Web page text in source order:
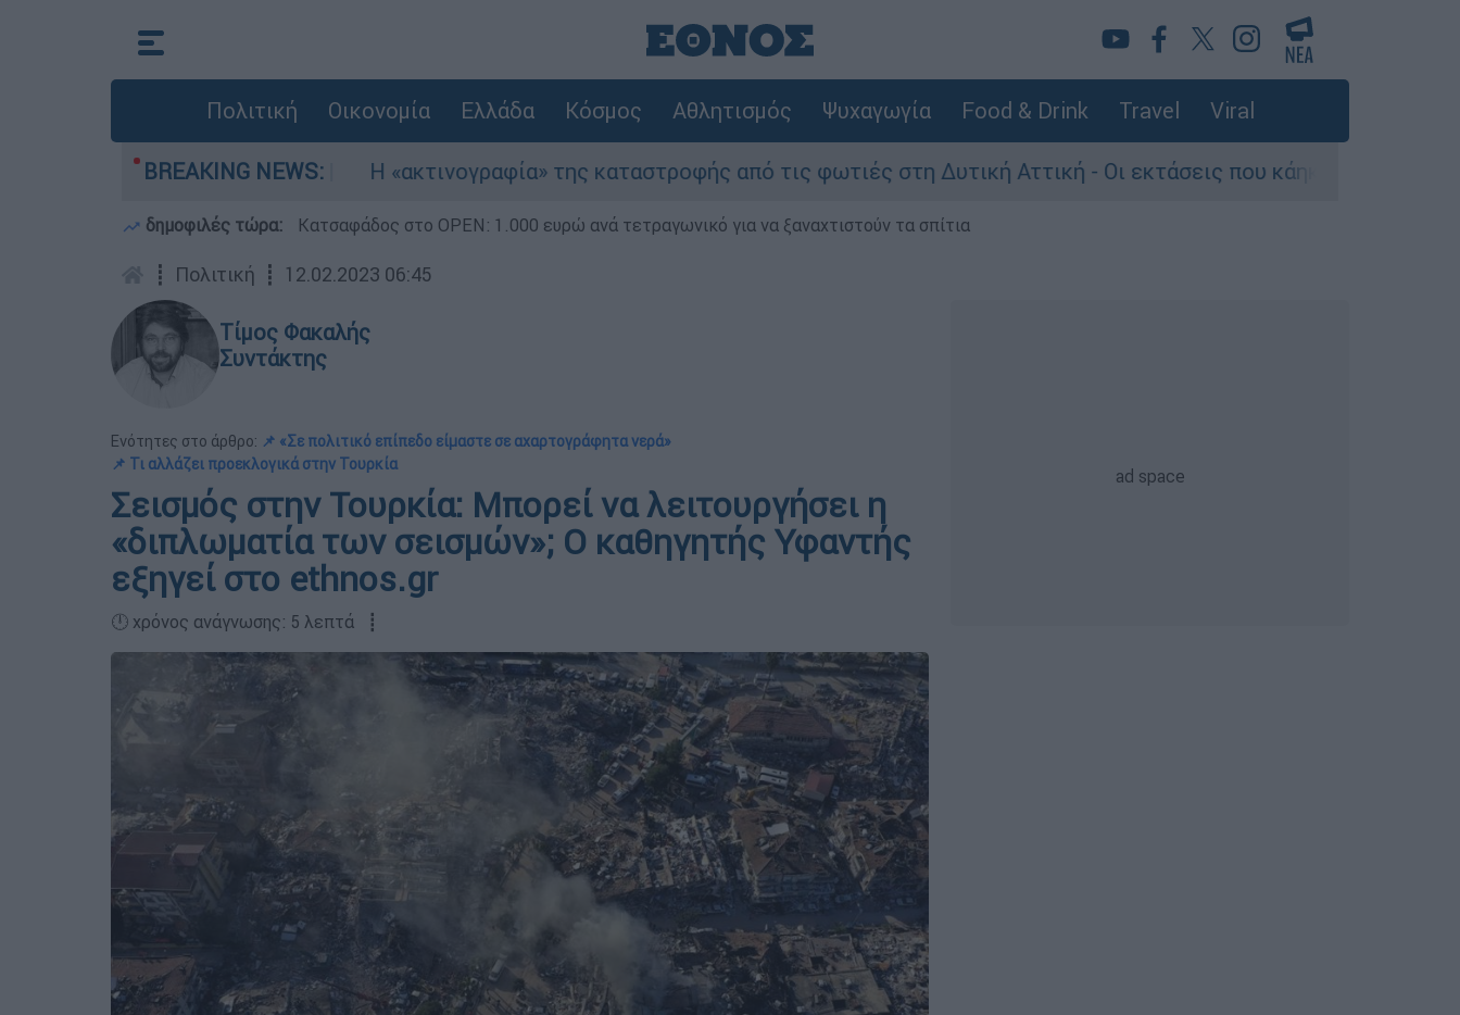
Πολιτική Οικονομία Ελλάδα Κόσμος Αθλητισμός Ψυχαγωγία Food & Drink Travel Viral
BREAKING NEWS:
αεροσκάφη Η «ακτινογραφία» της καταστροφής από τις φωτιές στη Δυτική Αττική - Οι εκτάσεις που κάηκαν και η επόμενη μέρα του
δημοφιλές τώρα: Κατσαφάδος στο OPEN: 1.000 ευρώ ανά τετραγωνικό για να ξαναχτιστούν τα σπίτια
┋ Πολιτική ┋ 12.02.2023 06:45
Τίμος Φακαλής
Συντάκτης
Ενότητες στο άρθρο: 📌 «Σε πολιτικό επίπεδο είμαστε σε αχαρτογράφητα νερά»
📌 Τι αλλάζει προεκλογικά στην Τουρκία
Σεισμός στην Τουρκία: Μπορεί να λειτουργήσει η
«διπλωματία των σεισμών»; Ο καθηγητής Υφαντής
εξηγεί στο ethnos.gr
🕛 χρόνος ανάγνωσης: 5 λεπτά ┋